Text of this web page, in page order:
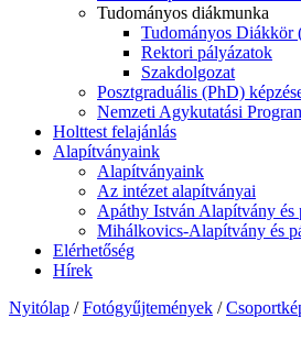
Tudományos diákmunka
Tudományos
Rektori pályázatok
Szakdolgozat
Posztgraduális (PhD)
Nemzeti Agykutatási
Holttest felajánlás
Alapítványaink
Alapítványaink
Az intézet alapítványai
Apáthy István Alapítvány és
Mihálkovics-Alapítvány és
Elérhetőség
Hírek
Nyitólap / Fotógyűjtemények /